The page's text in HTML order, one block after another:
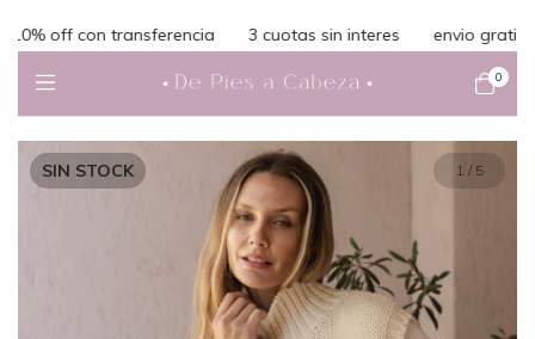
off con transferencia 3 cuotas sin interes envio gratis en
0
SIN STOCK 1 / 5